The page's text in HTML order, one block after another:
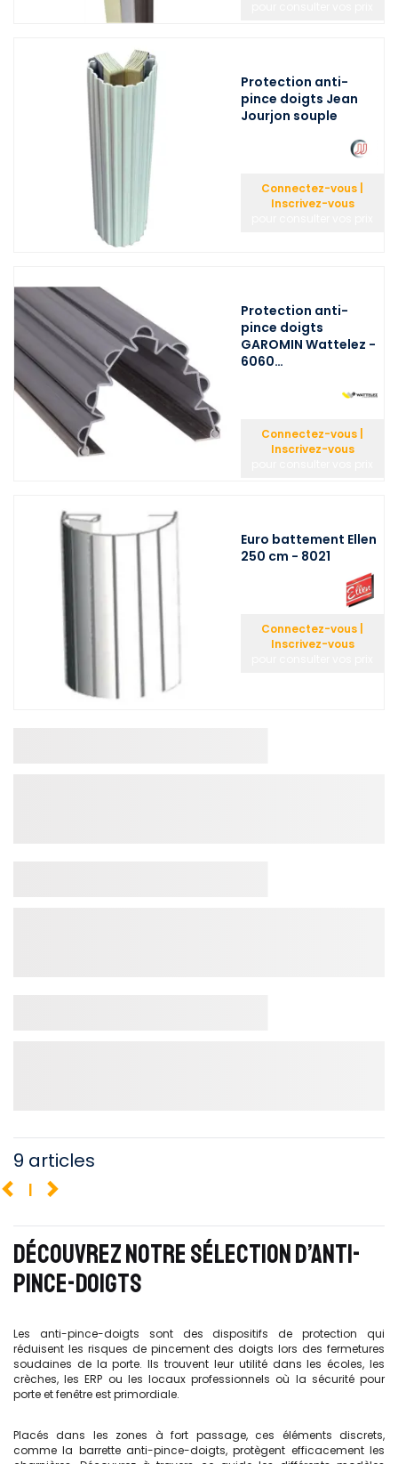
Protection anti-
pince doigts Jean
Jourjon souple
Connectez-vous |
Inscrivez-vous
Protection anti-
pince doigts
GAROMIN Wattelez -
6060…
Connectez-vous |
Inscrivez-vous
Euro battement Ellen
250 cm - 8021
Connectez-vous |
Inscrivez-vous
9 articles
1
DÉCOUVREZ NOTRE SÉLECTION D’ANTI-
PINCE-DOIGTS
Les anti-pince-doigts sont des dispositifs de protection qui
réduisent les risques de pincement des doigts lors des fermetures
soudaines de la porte. Ils trouvent leur utilité dans les écoles, les
crèches, les ERP ou les locaux professionnels où la sécurité pour
porte et fenêtre est primordiale.
Placés dans les zones à fort passage, ces éléments discrets,
comme la barrette anti-pince-doigts, protègent efficacement les